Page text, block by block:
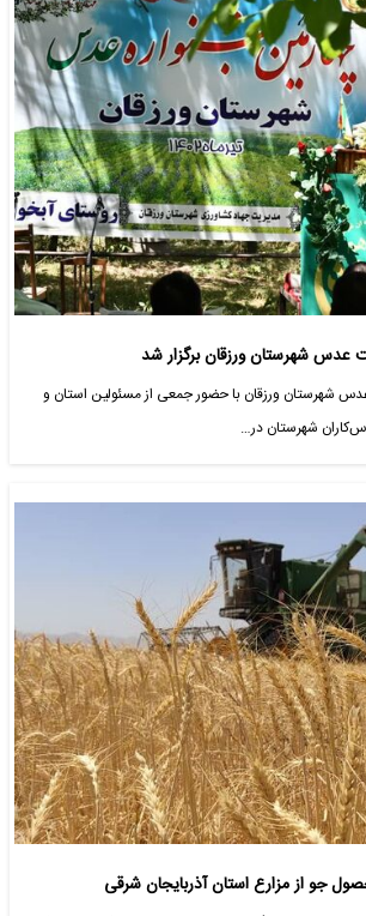
عدس شهرستان ورزقان برگزار شد
شهرستان ورزقان با حضور جمعی از مسئولین استان و
شهرستان در…